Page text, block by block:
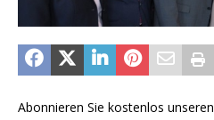
Abonnieren Sie kostenlos unseren